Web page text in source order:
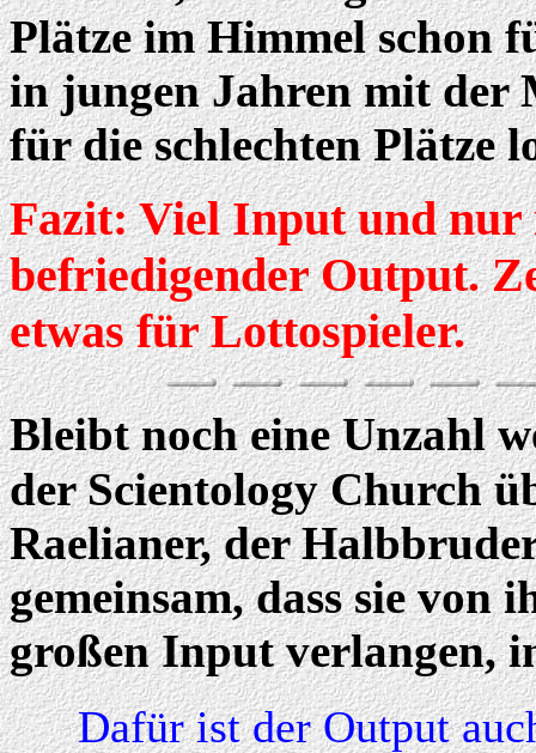
Plätze im Himmel schon
in jungen Jahren mit der
für die schlechten Plätze
Fazit: Viel Input und nur
befriedigender Output.
etwas für Lottospieler.
Bleibt noch eine Unzahl
der Scientology Church
Raelianer, der
gemeinsam, dass sie von
großen Input verlangen,
Dafür ist der Output